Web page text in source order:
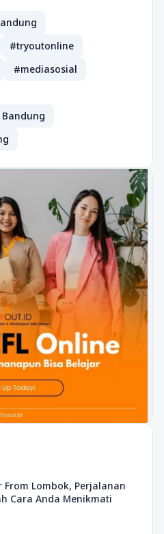
#tryoutonline
#mediasosial
Lombok, Perjalanan
Cara Anda Menikmati